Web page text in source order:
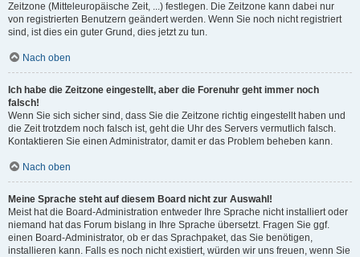
Zeitzone (Mitteleuropäische Zeit, ...) festlegen. Die Zeitzone kann dabei nur
von registrierten Benutzern geändert werden. Wenn Sie noch nicht registriert
sind, ist dies ein guter Grund, dies jetzt zu tun.
Nach oben
Ich habe die Zeitzone eingestellt, aber die Forenuhr geht immer noch
falsch!
Wenn Sie sich sicher sind, dass Sie die Zeitzone richtig eingestellt haben und
die Zeit trotzdem noch falsch ist, geht die Uhr des Servers vermutlich falsch.
Kontaktieren Sie einen Administrator, damit er das Problem beheben kann.
Nach oben
Meine Sprache steht auf diesem Board nicht zur Auswahl!
Meist hat die Board-Administration entweder Ihre Sprache nicht installiert oder
niemand hat das Forum bislang in Ihre Sprache übersetzt. Fragen Sie ggf.
einen Board-Administrator, ob er das Sprachpaket, das Sie benötigen,
installieren kann. Falls es noch nicht existiert, würden wir uns freuen, wenn Sie